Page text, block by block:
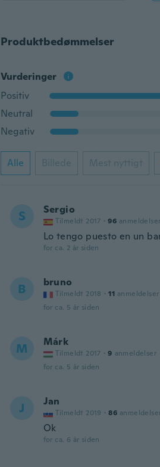
Produktbedømmelser
Vurderinger
Positiv
Neutral
Negativ
Alle Billede Mest nyttigt
S Sergio
Tilmeldt 2017 · 96 anmeldelser
Lo tengo puesto en un
for ca. 2 år siden
B bruno
Tilmeldt 2018 · 11 anmeldelser
for ca. 5 år siden
M Márk
Tilmeldt 2017 · 9 anmeldelser
for ca. 5 år siden
J Jan
Tilmeldt 2019 · 86
Ok
for ca. 6 år siden